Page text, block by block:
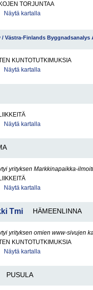
TORJUNTAA
Näytä kartalla
Västra-Finlands Byggnadsanalys
KUNTOTUTKIMUKSIA
Näytä kartalla
Näytä kartalla
yrityksen Markkinapaikka-
Näytä kartalla
Tmi HÄMEENLINNA
yrityksen omien www-sivujen
KUNTOTUTKIMUKSIA
Näytä kartalla
PUSULA